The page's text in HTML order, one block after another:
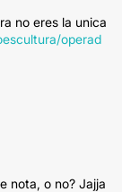
no eres la unica
operad
nota, o no? Jajja